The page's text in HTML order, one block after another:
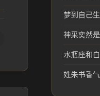
梦到自己
姓朱书香